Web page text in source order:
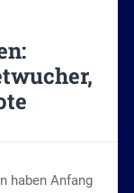
haben Anfang